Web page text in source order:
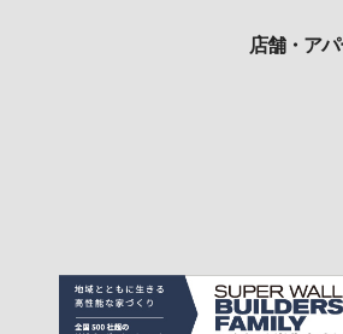
店舗・アパ